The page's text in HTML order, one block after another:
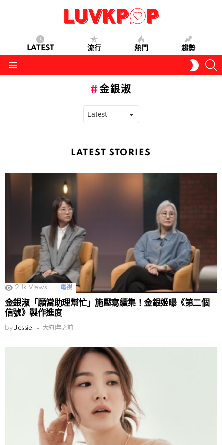
LATEST 流行 熱門 趨勢
SKIN
金銀淑
LATEST STORIES
2.1k Views 電視
金銀淑「願當助理幫忙」施壓寫續集！金銀姬曝《第二個
信號》製作進度
by Jessie 大約1年之前